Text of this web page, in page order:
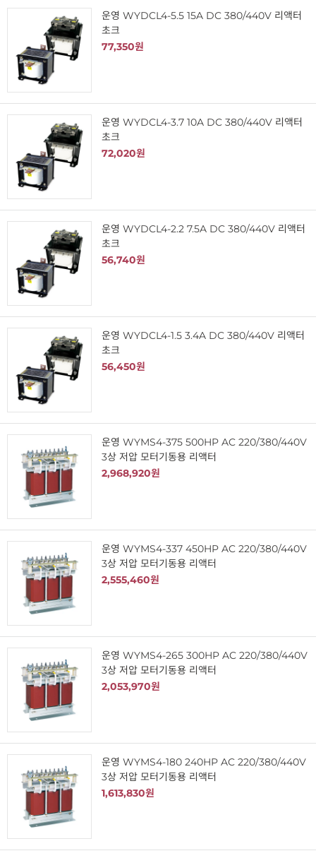
운영 WYDCL4-5.5 15A DC 380/440V 리액터
초크
77,350원
운영 WYDCL4-3.7 10A DC 380/440V 리액터
초크
72,020원
운영 WYDCL4-2.2 7.5A DC 380/440V 리액터
초크
56,740원
운영 WYDCL4-1.5 3.4A DC 380/440V 리액터
초크
56,450원
운영 WYMS4-375 500HP AC 220/380/440V
3상 저압 모터기동용 리액터
2,968,920원
운영 WYMS4-337 450HP AC 220/380/440V
3상 저압 모터기동용 리액터
2,555,460원
운영 WYMS4-265 300HP AC 220/380/440V
3상 저압 모터기동용 리액터
2,053,970원
운영 WYMS4-180 240HP AC 220/380/440V
3상 저압 모터기동용 리액터
1,613,830원